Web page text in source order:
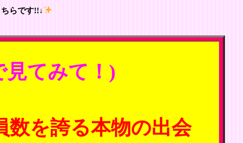
らです!!↓
見てみて！)
数を誇る本物の出会